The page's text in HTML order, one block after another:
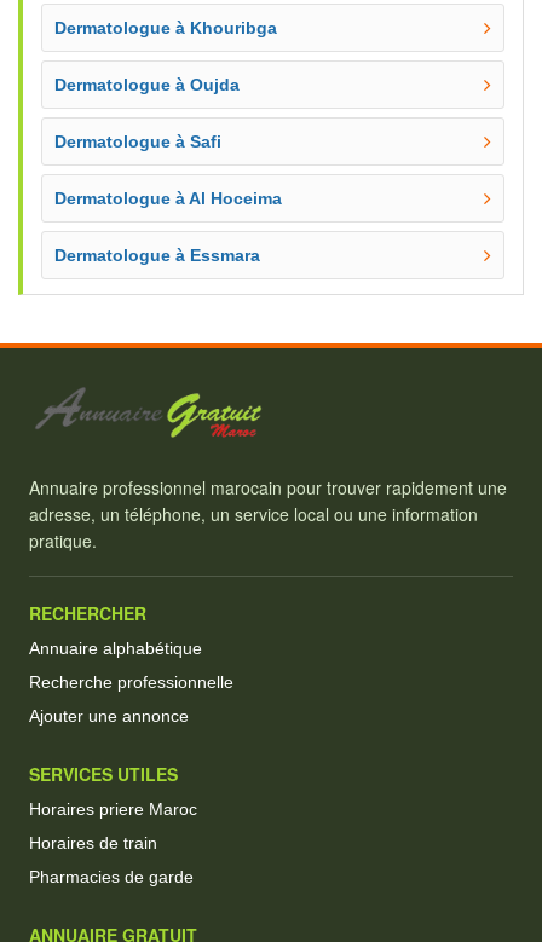
Dermatologue à Khouribga
Dermatologue à Oujda
Dermatologue à Safi
Dermatologue à Al Hoceima
Dermatologue à Essmara
Annuaire professionnel marocain pour trouver rapidement une
adresse, un téléphone, un service local ou une information
pratique.
RECHERCHER
Annuaire alphabétique
Recherche professionnelle
Ajouter une annonce
SERVICES UTILES
Horaires priere Maroc
Horaires de train
Pharmacies de garde
ANNUAIRE GRATUIT